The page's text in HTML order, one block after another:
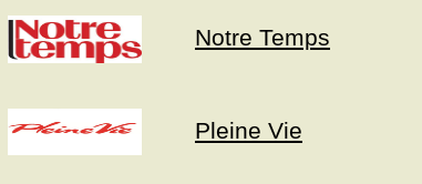
Notre Temps
Pleine Vie